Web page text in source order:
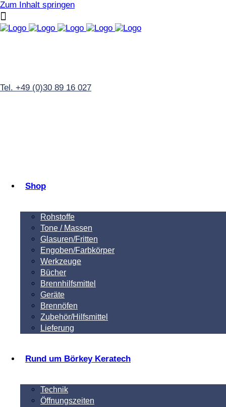
Zum Inhalt springen
Tel. +49 (0)30 89 16 027
Shop
Rohstoffe
Tone / Massen
Glasuren/Fritten
Engoben/Farbkörper
Werkzeuge
Bücher
Brennhilfsmittel
Geräte
Brennöfen
Zubehör/Hilfsmittel
Lieferung
Rund um Börkey Keratech
Technik
Öffnungszeiten